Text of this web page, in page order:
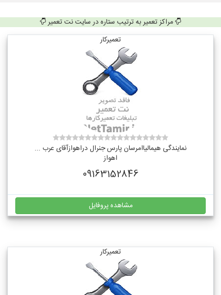
مراکز تعمیر به ترتیب ستاره در سایت نت تعمیر
تعمیرکار
نمایندگی هیمالیاامرسان پارس جنرال دراهوازآقای عرب ...
اهواز
09163152846
مشاهده پروفایل
تعمیرکار